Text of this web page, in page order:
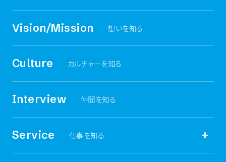
Vision/Mission 想いを知る
Culture カルチャーを知る
Interview 仲間を知る
Service 仕事を知る